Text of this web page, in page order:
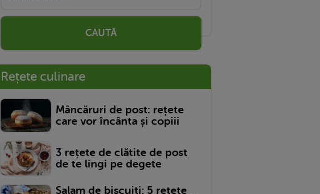
CAUTĂ
Rețete culinare
Mâncăruri de post: rețete
care vor încânta și copiii
3 rețete de clătite de post
de te lingi pe degete
Salam de biscuiți: 5 rețete